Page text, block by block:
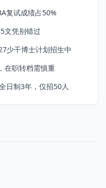
复试成绩占50%
文凭别错过
少干博士计划招生中
在职转档需慎重
日制3年，仅招50人